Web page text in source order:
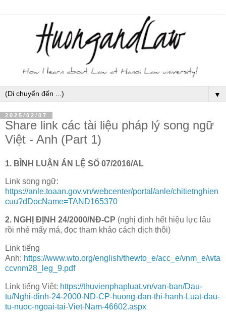
▼
2025/02/07
Share link các tài liệu pháp lý song ngữ
Việt - Anh (Part 1)
1. BÌNH LUẬN ÁN LỆ SỐ 07/2016/AL
Link song ngữ:
https://anle.toaan.gov.vn/webcenter/portal/anle/chitietnghien
cuu?dDocName=TAND165370
2. NGHỊ ĐỊNH 24/2000/NĐ-CP (nghị định hết hiệu lực lâu
rồi nhé mấy má, đọc tham khảo cách dịch thôi)
Link tiếng
Anh: https://www.wto.org/english/thewto_e/acc_e/vnm_e/wta
ccvnm28_leg_9.pdf
Link tiếng Việt: https://thuvienphapluat.vn/van-ban/Dau-
tu/Nghi-dinh-24-2000-ND-CP-huong-dan-thi-hanh-Luat-dau-
tu-nuoc-ngoai-tai-Viet-Nam-46602.aspx